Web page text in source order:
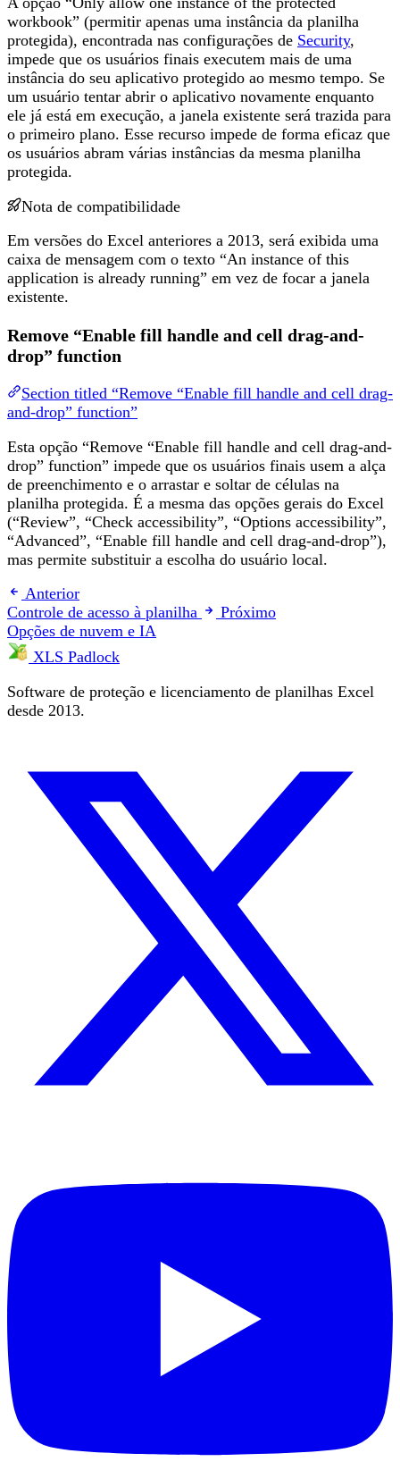
workbook” (permitir apenas uma instância da planilha
protegida), encontrada nas configurações de Security,
impede que os usuários finais executem mais de uma
instância do seu aplicativo protegido ao mesmo tempo. Se
um usuário tentar abrir o aplicativo novamente enquanto
ele já está em execução, a janela existente será trazida para
o primeiro plano. Esse recurso impede de forma eficaz que
os usuários abram várias instâncias da mesma planilha
protegida.
Nota de compatibilidade
Em versões do Excel anteriores a 2013, será exibida uma
caixa de mensagem com o texto “An instance of this
application is already running” em vez de focar a janela
existente.
Remove “Enable fill handle and cell drag-and-
drop” function
Section titled “Remove “Enable fill handle and cell drag-
and-drop” function”
Esta opção “Remove “Enable fill handle and cell drag-and-
drop” function” impede que os usuários finais usem a alça
de preenchimento e o arrastar e soltar de células na
planilha protegida. É a mesma das opções gerais do Excel
(“Review”, “Check accessibility”, “Options accessibility”,
“Advanced”, “Enable fill handle and cell drag-and-drop”),
mas permite substituir a escolha do usuário local.
Anterior
Controle de acesso à planilha
Próximo
Opções de nuvem e IA
XLS Padlock
Software de proteção e licenciamento de planilhas Excel
desde 2013.